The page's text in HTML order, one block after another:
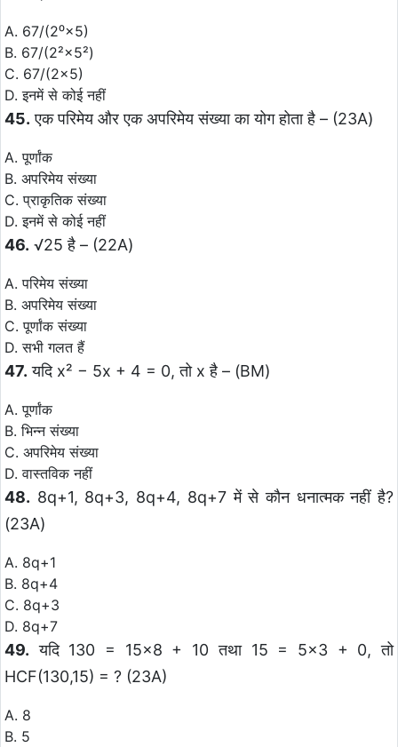
A. 67/(2⁰×5)
B. 67/(2²×5²)
C. 67/(2×5)
D. इनमें से कोई नहीं
45. एक परिमेय और एक अपरिमेय संख्या का योग होता है – (23A)
A. पूर्णांक
B. अपरिमेय संख्या
C. प्राकृतिक संख्या
D. इनमें से कोई नहीं
46. √25 है – (22A)
A. परिमेय संख्या
B. अपरिमेय संख्या
C. पूर्णांक संख्या
D. सभी गलत हैं
47. यदि x² − 5x + 4 = 0, तो x है – (BM)
A. पूर्णांक
B. भिन्न संख्या
C. अपरिमेय संख्या
D. वास्तविक नहीं
48. 8q+1, 8q+3, 8q+4, 8q+7 में से कौन धनात्मक नहीं है?
(23A)
A. 8q+1
B. 8q+4
C. 8q+3
D. 8q+7
49. यदि 130 = 15×8 + 10 तथा 15 = 5×3 + 0, तो
HCF(130,15) = ? (23A)
A. 8
B. 5